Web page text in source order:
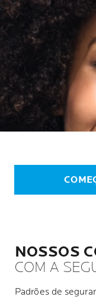
NOSSOS
COM A
Padrões de